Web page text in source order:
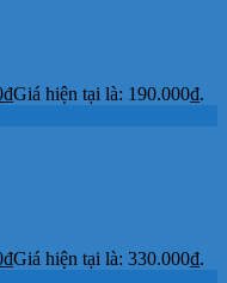
₫Giá hiện tại là: 190.000₫.
₫Giá hiện tại là: 330.000₫.